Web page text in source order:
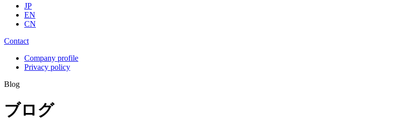
JP
EN
CN
Contact
Company profile
Privacy policy
Blog
ブログ